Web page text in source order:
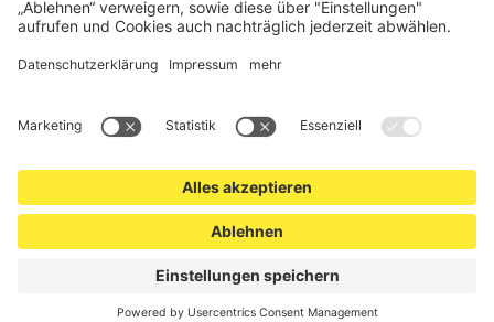
versandbereit sind.
Cookie-Einstellungen Über uns
freibleibend. Solange der Vorrat reicht.
© 2026 schutzzaun24.at